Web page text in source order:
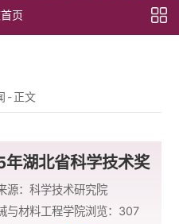
页
-正文
湖北省科学技术奖
源：科学技术研究院
与材料工程学院浏览： 307